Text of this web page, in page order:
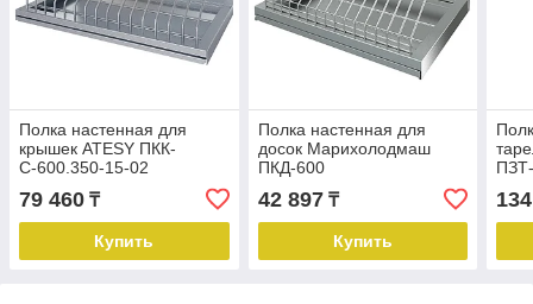
Полка настенная для
крышек ATESY ПКК-
С-600.350-15-02
79 460 ₸
Купить
Полка настенная для
досок Марихолодмаш
ПКД-600
42 897₸
Купить